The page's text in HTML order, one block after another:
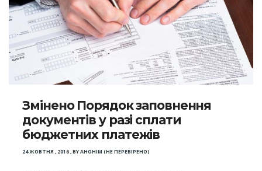
Змінено Порядок заповнення
документів у разі сплати
бюджетних платежів
24 ЖОВТНЯ , 2016,BYАНОНІМ (НЕ ПЕРЕВІРЕНО)